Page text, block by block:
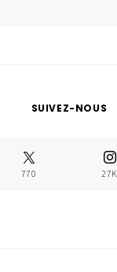
SUIVEZ-NOUS
770 27K